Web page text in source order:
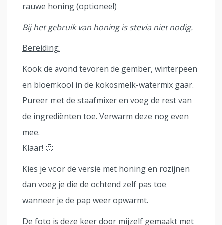
rauwe honing (optioneel)
Bij het gebruik van honing is stevia niet nodig.
Bereiding:
Kook de avond tevoren de gember, winterpeen
en bloemkool in de kokosmelk-watermix gaar.
Pureer met de staafmixer en voeg de rest van
de ingrediënten toe. Verwarm deze nog even
mee.
Klaar! 🙂
Kies je voor de versie met honing en rozijnen
dan voeg je die de ochtend zelf pas toe,
wanneer je de pap weer opwarmt.
De foto is deze keer door mijzelf gemaakt met